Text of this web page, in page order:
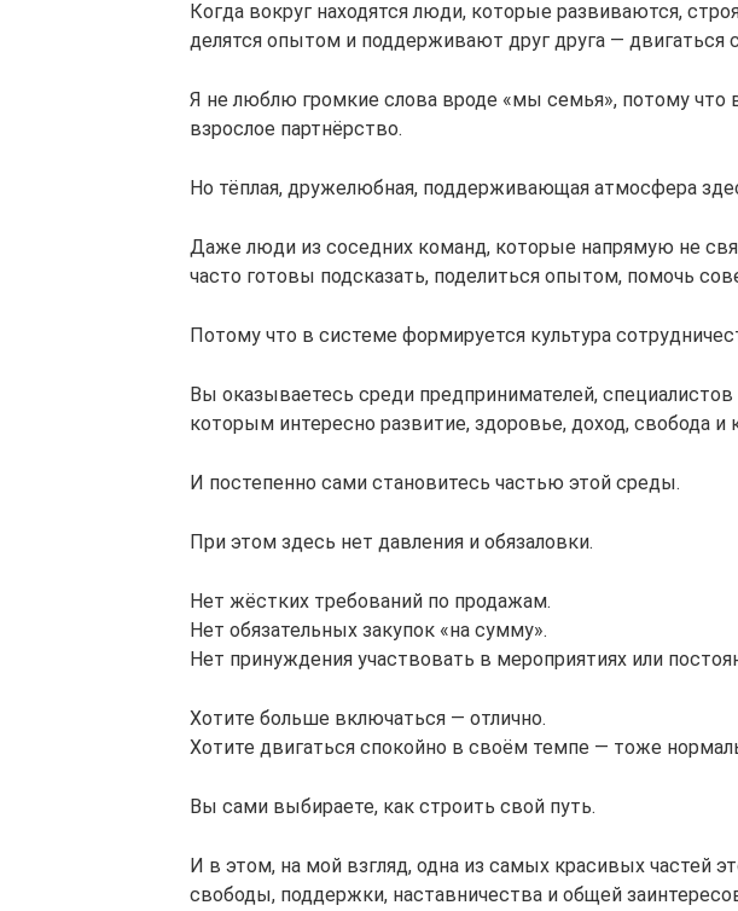
Когда вокруг находятся люди, которые развиваются,
делятся опытом и поддерживают друг друга — двигаться
Я не люблю громкие слова вроде «мы семья», потому что
взрослое партнёрство.
Но тёплая, дружелюбная, поддерживающая атмосфера
Даже люди из соседних команд, которые напрямую не
часто готовы подсказать, поделиться опытом, помочь
Потому что в системе формируется культура
Вы оказываетесь среди предпринимателей,
которым интересно развитие, здоровье, доход, свобода и
И постепенно сами становитесь частью этой среды.
При этом здесь нет давления и обязаловки.
Нет жёстких требований по продажам.
Нет обязательных закупок «на сумму».
Нет принуждения участвовать в мероприятиях или
Хотите больше включаться — отлично.
Хотите двигаться спокойно в своём темпе — тоже
Вы сами выбираете, как строить свой путь.
И в этом, на мой взгляд, одна из самых красивых частей
свободы, поддержки, наставничества и общей